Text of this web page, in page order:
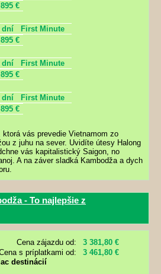
€
dní
First Minute
€
dní
First Minute
€
dní
First Minute
€
vás prevedie Vietnamom zo
z juhu na sever. Uvidíte útesy Halong
vás kapitalistický Saigon, no
A na záver sladká Kambodža a dych
- To najlepšie z
Cena zájazdu od:
3 381,80 €
s príplatkami od:
3 461,80 €
destinácií